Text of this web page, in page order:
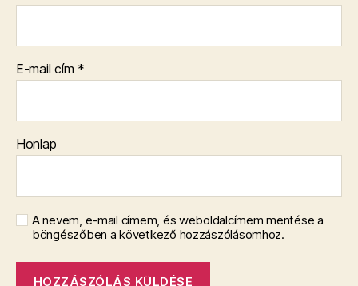
E-mail cím *
Honlap
A nevem, e-mail címem, és weboldalcímem mentése a
böngészőben a következő hozzászólásomhoz.